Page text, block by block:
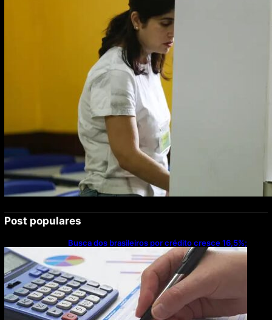
Post populares
Busca dos brasileiros por crédito cresce 16,5%;
Mato Grosso lidera ranking entre estados